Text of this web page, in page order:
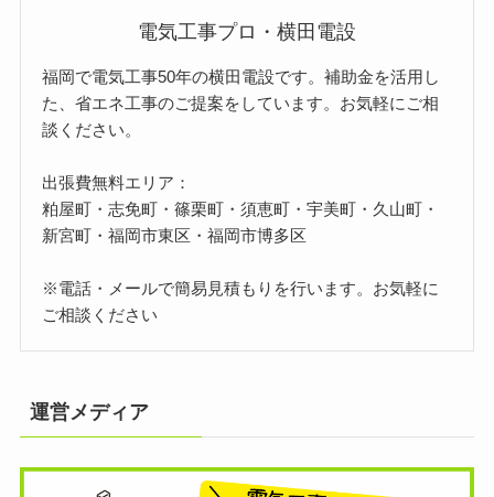
電気工事プロ・横田電設
福岡で電気工事50年の横田電設です。補助金を活用し
た、省エネ工事のご提案をしています。お気軽にご相
談ください。
出張費無料エリア：
粕屋町・志免町・篠栗町・須恵町・宇美町・久山町・
新宮町・福岡市東区・福岡市博多区
※電話・メールで簡易見積もりを行います。お気軽に
ご相談ください
運営メディア